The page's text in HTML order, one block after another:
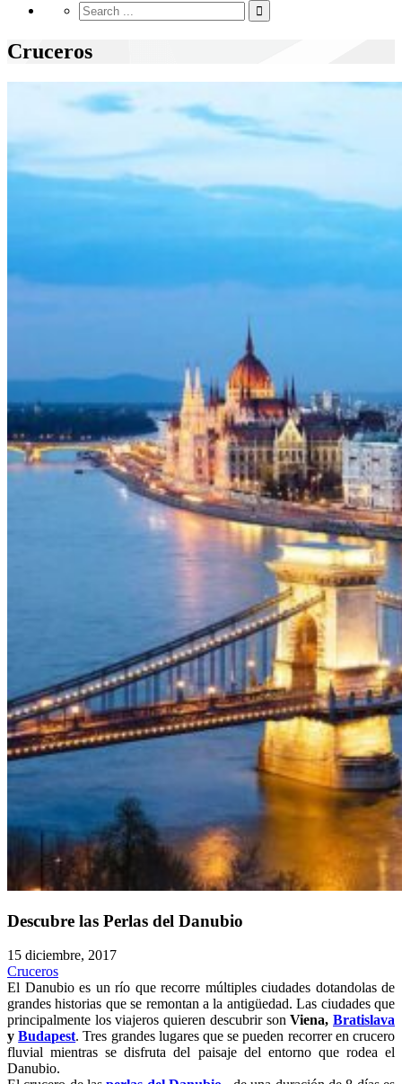
Cruceros
Descubre las Perlas del Danubio
15 diciembre, 2017
Cruceros
El Danubio es un río que recorre múltiples ciudades dotandolas de
grandes historias que se remontan a la antigüedad. Las ciudades que
principalmente los viajeros quieren descubrir sonViena,Bratislava
yBudapest. Tres grandes lugares que se pueden recorrer en crucero
fluvial mientras se disfruta del paisaje del entorno que rodea el
Danubio.